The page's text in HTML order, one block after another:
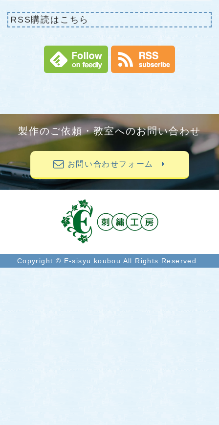
RSS購読はこちら
製作のご依頼・教室へのお問い合わせ
お問い合わせフォーム
Copyright © E-sisyu koubou All Rights Reserved..